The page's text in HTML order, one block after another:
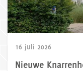
16 juli 2026
Nieuwe